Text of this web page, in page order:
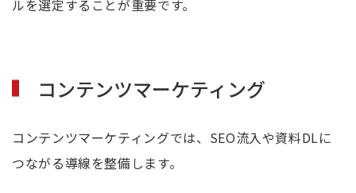
ルを選定することが重要です。
コンテンツマーケティング
コンテンツマーケティングでは、SEO流入や資料DLに
つながる導線を整備します。